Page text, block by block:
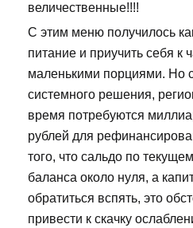
величественные!!!!
С этим меню получилось
питание и приучить себя
маленькими порциями. Но
системного решения,
время потребуются
рублей для
того, что сальдо по
баланса около нуля, а
обратиться вспять, это
привести к скачку